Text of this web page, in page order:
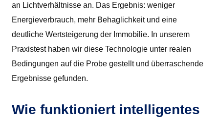
an Lichtverhältnisse an. Das Ergebnis: weniger
Energieverbrauch, mehr Behaglichkeit und eine
deutliche Wertsteigerung der Immobilie. In unserem
Praxistest haben wir diese Technologie unter realen
Bedingungen auf die Probe gestellt und überraschende
Ergebnisse gefunden.
Wie funktioniert intelligentes